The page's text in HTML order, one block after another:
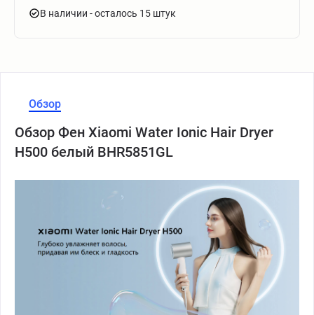
В наличии - осталось 15 штук
Обзор
Обзор Фен Xiaomi Water Ionic Hair Dryer
H500 белый BHR5851GL